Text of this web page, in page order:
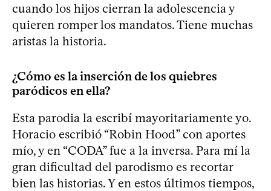
cuando los hijos cierran la adolescencia y
quieren romper los mandatos. Tiene muchas
aristas la historia.
¿Cómo es la inserción de los quiebres
paródicos en ella?
Esta parodia la escribí mayoritariamente yo.
Horacio escribió “Robin Hood” con aportes
mío, y en “CODA” fue a la inversa. Para mí la
gran dificultad del parodismo es recortar
bien las historias. Y en estos últimos tiempos,